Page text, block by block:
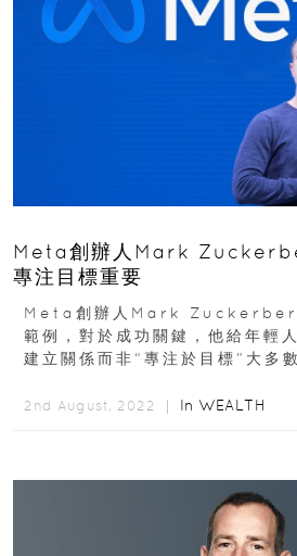
Meta創辦人Mark
專注目標重要
Meta創辦人Mark
範例，對於成功關鍵，他給年輕
建立關係而非“專注於目標”大多
2nd August, 2022 ｜ In WEALTH